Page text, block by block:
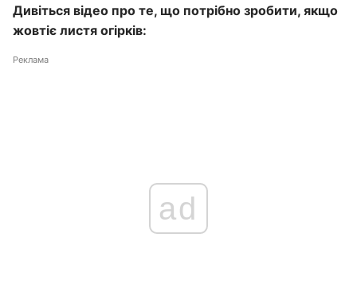
Дивіться відео про те, що потрібно зробити, якщо
жовтіє листя огірків:
Реклама
ad